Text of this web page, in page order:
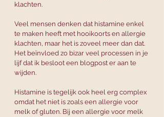
klachten.
Veel mensen denken dat histamine enkel
te maken heeft met hooikoorts en allergie
klachten, maar het is zoveel meer dan dat.
Het beïnvloed zo bizar veel processen in je
lijf dat ik besloot een blogpost er aan te
wijden.
Histamine is tegelijk ook heel erg complex
omdat het niet is zoals een allergie voor
melk of gluten. Bij een allergie voor melk